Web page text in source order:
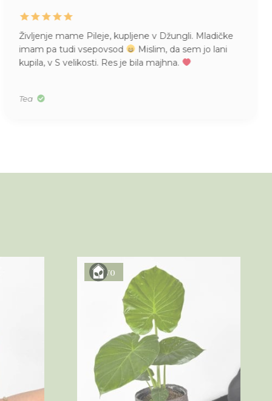
Življenje mame Pileje, kupljene v Džungli. Mladičke
imam pa tudi vsepovsod
Mislim, da sem jo lani
kupila, v S velikosti. Res je bila majhna.
Tea
Novo